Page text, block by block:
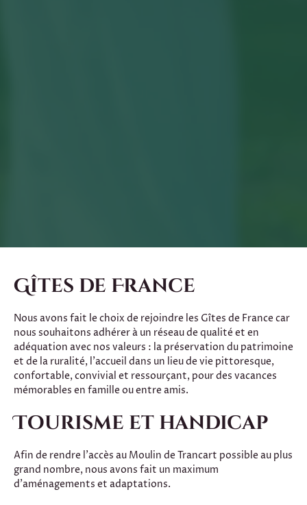
Gîtes de France
Nous avons fait le choix de rejoindre les Gîtes de France car
nous souhaitons adhérer à un réseau de qualité et en
adéquation avec nos valeurs : la préservation du patrimoine
et de la ruralité, l’accueil dans un lieu de vie pittoresque,
confortable, convivial et ressourçant, pour des vacances
mémorables en famille ou entre amis.
Tourisme et handicap
Afin de rendre l’accès au Moulin de Trancart possible au plus
grand nombre, nous avons fait un maximum
d’aménagements et adaptations.